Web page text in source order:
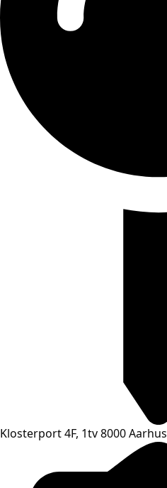
Klosterport 4F, 1tv 8000 Aarhus